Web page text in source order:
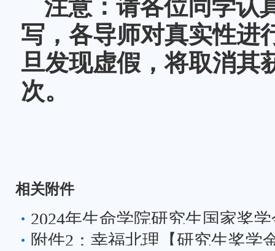
注意：请各位同学认
写，各导师对真实性进
旦发现虚假，将取消其
次。
相关附件
2024年生命学院研究生国家奖
附件2：幸福北理【研究生奖学